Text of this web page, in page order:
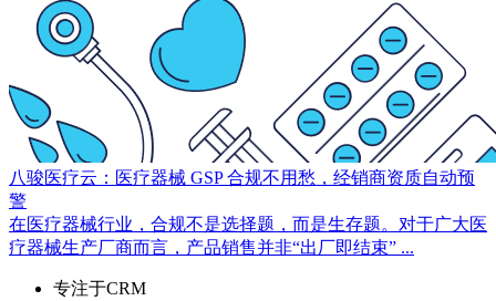
八骏医疗云：医疗器械 GSP 合规不用愁，经销商资质自动预
警
在医疗器械行业，合规不是选择题，而是生存题。对于广大医
疗器械生产厂商而言，产品销售并非“出厂即结束” ...
专注于CRM